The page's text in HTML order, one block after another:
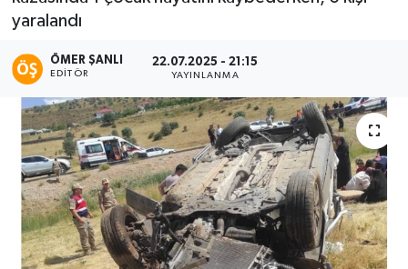
yaralandı
ÖMER ŞANLI
EDITÖR
22.07.2025 - 21:15
YAYINLANMA
GENÇ
GÜNDEM
KARLIOVA
KİĞI
MERKEZ
RESMİ İLANLAR
Tüm Manşetler
Son Dakika Haberleri
Haber Arşivi